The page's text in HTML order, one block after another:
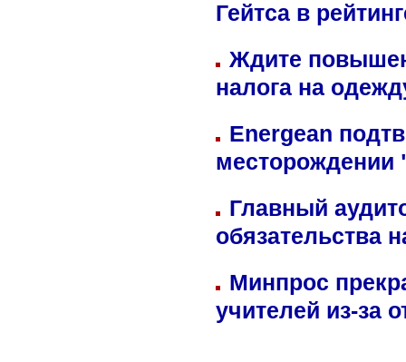
Гейтса в
Ждите
налога на
Energean
Главный
обязательства
Минпрос
учителей из-за